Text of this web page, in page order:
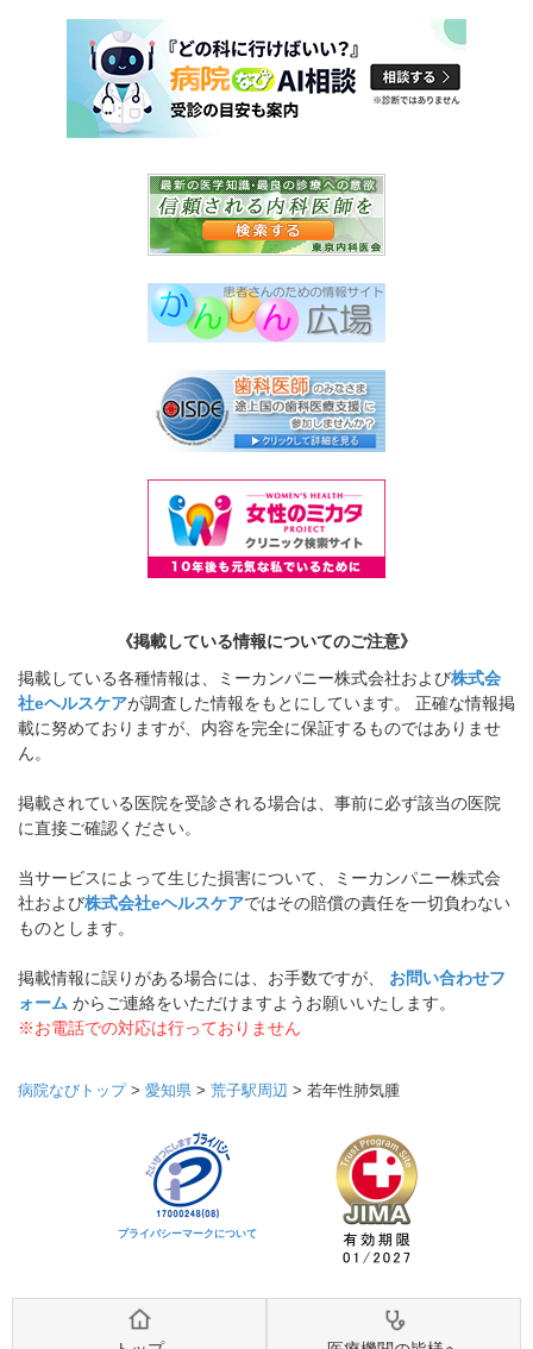
《掲載している情報についてのご注意》
掲載している各種情報は、ミーカンパニー株式会社および株式会
社eヘルスケアが調査した情報をもとにしています。 正確な情報掲
載に努めておりますが、内容を完全に保証するものではありませ
ん。
掲載されている医院を受診される場合は、事前に必ず該当の医院
に直接ご確認ください。
当サービスによって生じた損害について、ミーカンパニー株式会
社および株式会社eヘルスケアではその賠償の責任を一切負わない
ものとします。
掲載情報に誤りがある場合には、お手数ですが、 お問い合わせフ
ォーム からご連絡をいただけますようお願いいたします。
※お電話での対応は行っておりません
病院なびトップ> 愛知県 > 荒子駅周辺 > 若年性肺気腫
プライバシーマークについて